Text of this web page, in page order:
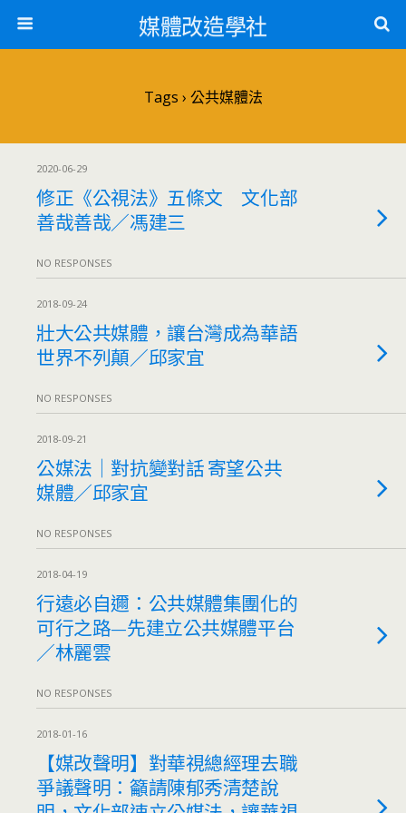
媒體改造學社
Tags › 公共媒體法
2020-06-29
修正《公視法》五條文 文化部
善哉善哉／馮建三
NO RESPONSES
2018-09-24
壯大公共媒體，讓台灣成為華語
世界不列顛／邱家宜
NO RESPONSES
2018-09-21
公媒法｜對抗變對話 寄望公共
媒體／邱家宜
NO RESPONSES
2018-04-19
行遠必自邇：公共媒體集團化的
可行之路—先建立公共媒體平台
／林麗雲
NO RESPONSES
2018-01-16
【媒改聲明】對華視總經理去職
爭議聲明：籲請陳郁秀清楚說